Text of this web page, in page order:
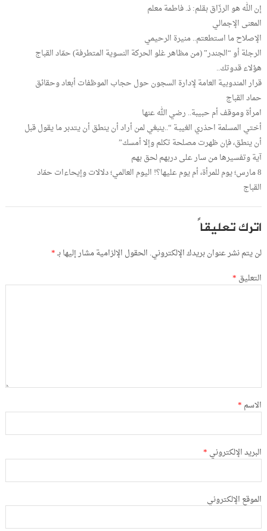
إن الله هو الرزّاق بقلم: ذ. فاطمة معلم
المعنى الإجمالي
الإصلاح ما استطعتم.. منيرة الرحيمي
الرجلة أو “الجندر” (من مظاهر غلو الحركة النسوية المتطرفة) حمّاد القباج
هؤلاء قدوتك..
قرار المندوبية العامة لإدارة السجون حول حجاب الموظفات أبعاد وحقائق
حماد القباج
امرأة وموقف أم حبيبة.. رضي الله عنها
أختي المسلمة احذري الغيبـة “..ينبغي لمن أراد أن ينطق أن يتدبر ما يقول قبل
أن ينطق، فإن ظهرت مصلحة تكلم وإلا أمسك”
آية وتفسيرها من سار على دربهم لحق بهم
8 مارس؛ يوم للمرأة، أم يوم عليها؟! اليوم العالمي؛ دلالات وإيحاءات حمّاد
القباج
اترك تعليقاً
لن يتم نشر عنوان بريدك الإلكتروني. الحقول الإلزامية مشار إليها بـ*
التعليق *
الاسم *
البريد الإلكتروني *
الموقع الإلكتروني